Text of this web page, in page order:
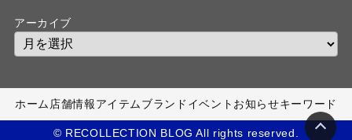
アーカイブ
ホーム 店舗情報アイテムブランド イベント お知らせキーワード
© RECOLLECTION BLOG All rights reserved.